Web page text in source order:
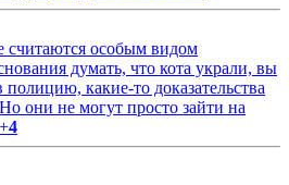
особым видом
думать, что кота украли, вы
какие-то доказательства
они не могут просто зайти на
+4